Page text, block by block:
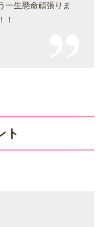
一生懸命頑張りま
！
ト